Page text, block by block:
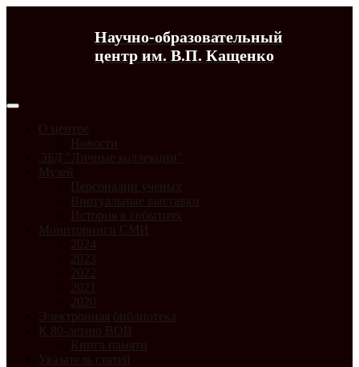
Научно-образовательный
центр им. В.П. Кащенко
О центре
Новости
ЭБД "Личные коллекции"
Музей
Персоналии ученых
Виртуальные выставки
История в событиях
Мониторинги СМИ
2024
2023
2022
2021
2020
Электронная библиотека
К 80-летию ВОВ
Книга памяти
Указатель статей